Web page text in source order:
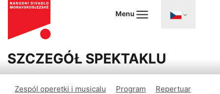
Menu
SZCZEGÓŁ SPEKTAKLU
Zespól operetki i musicalu Program
Repertuar